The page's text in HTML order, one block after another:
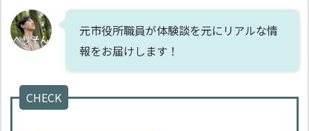
元市役所職員が体験談を元にリアルな情
報をお届けします！
CHECK